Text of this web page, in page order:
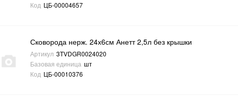
Код ЦБ-00004657
Сковорода нерж. 24х6см Анетт 2,5л без крышки
Артикул 3TVDGR0024020
Базовая единица шт
Код ЦБ-00010376